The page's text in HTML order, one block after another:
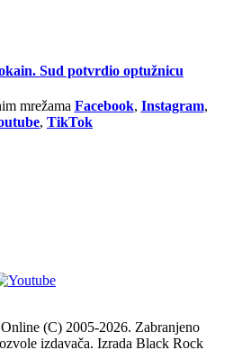
Sud potvrdio optužnicu
mrežama Facebook, Instagram,
, TikTok
(C) 2005-2026. Zabranjeno
izdavača. Izrada Black Rock